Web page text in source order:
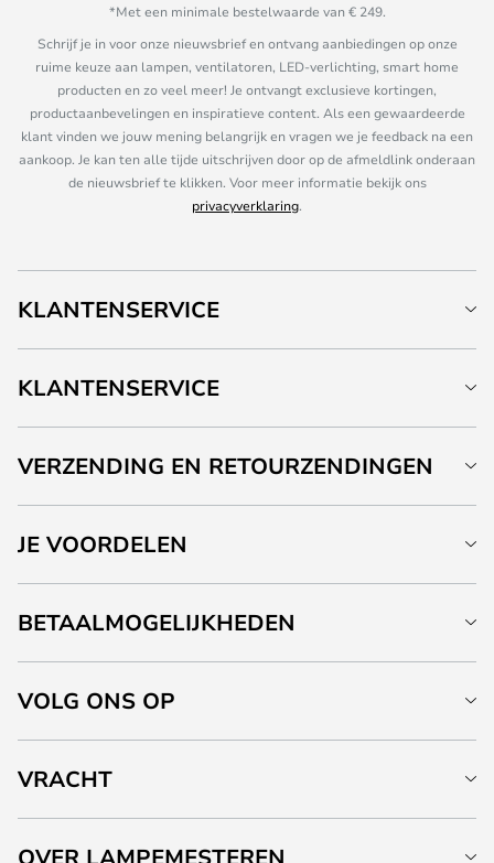
*Met een minimale bestelwaarde van € 249.
Schrijf je in voor onze nieuwsbrief en ontvang aanbiedingen op onze
ruime keuze aan lampen, ventilatoren, LED-verlichting, smart home
producten en zo veel meer! Je ontvangt exclusieve kortingen,
productaanbevelingen en inspiratieve content. Als een gewaardeerde
klant vinden we jouw mening belangrijk en vragen we je feedback na een
aankoop. Je kan ten alle tijde uitschrijven door op de afmeldlink onderaan
de nieuwsbrief te klikken. Voor meer informatie bekijk ons
privacyverklaring.
KLANTENSERVICE
KLANTENSERVICE
VERZENDING EN RETOURZENDINGEN
JE VOORDELEN
BETAALMOGELIJKHEDEN
VOLG ONS OP
VRACHT
OVER LAMPEMESTEREN